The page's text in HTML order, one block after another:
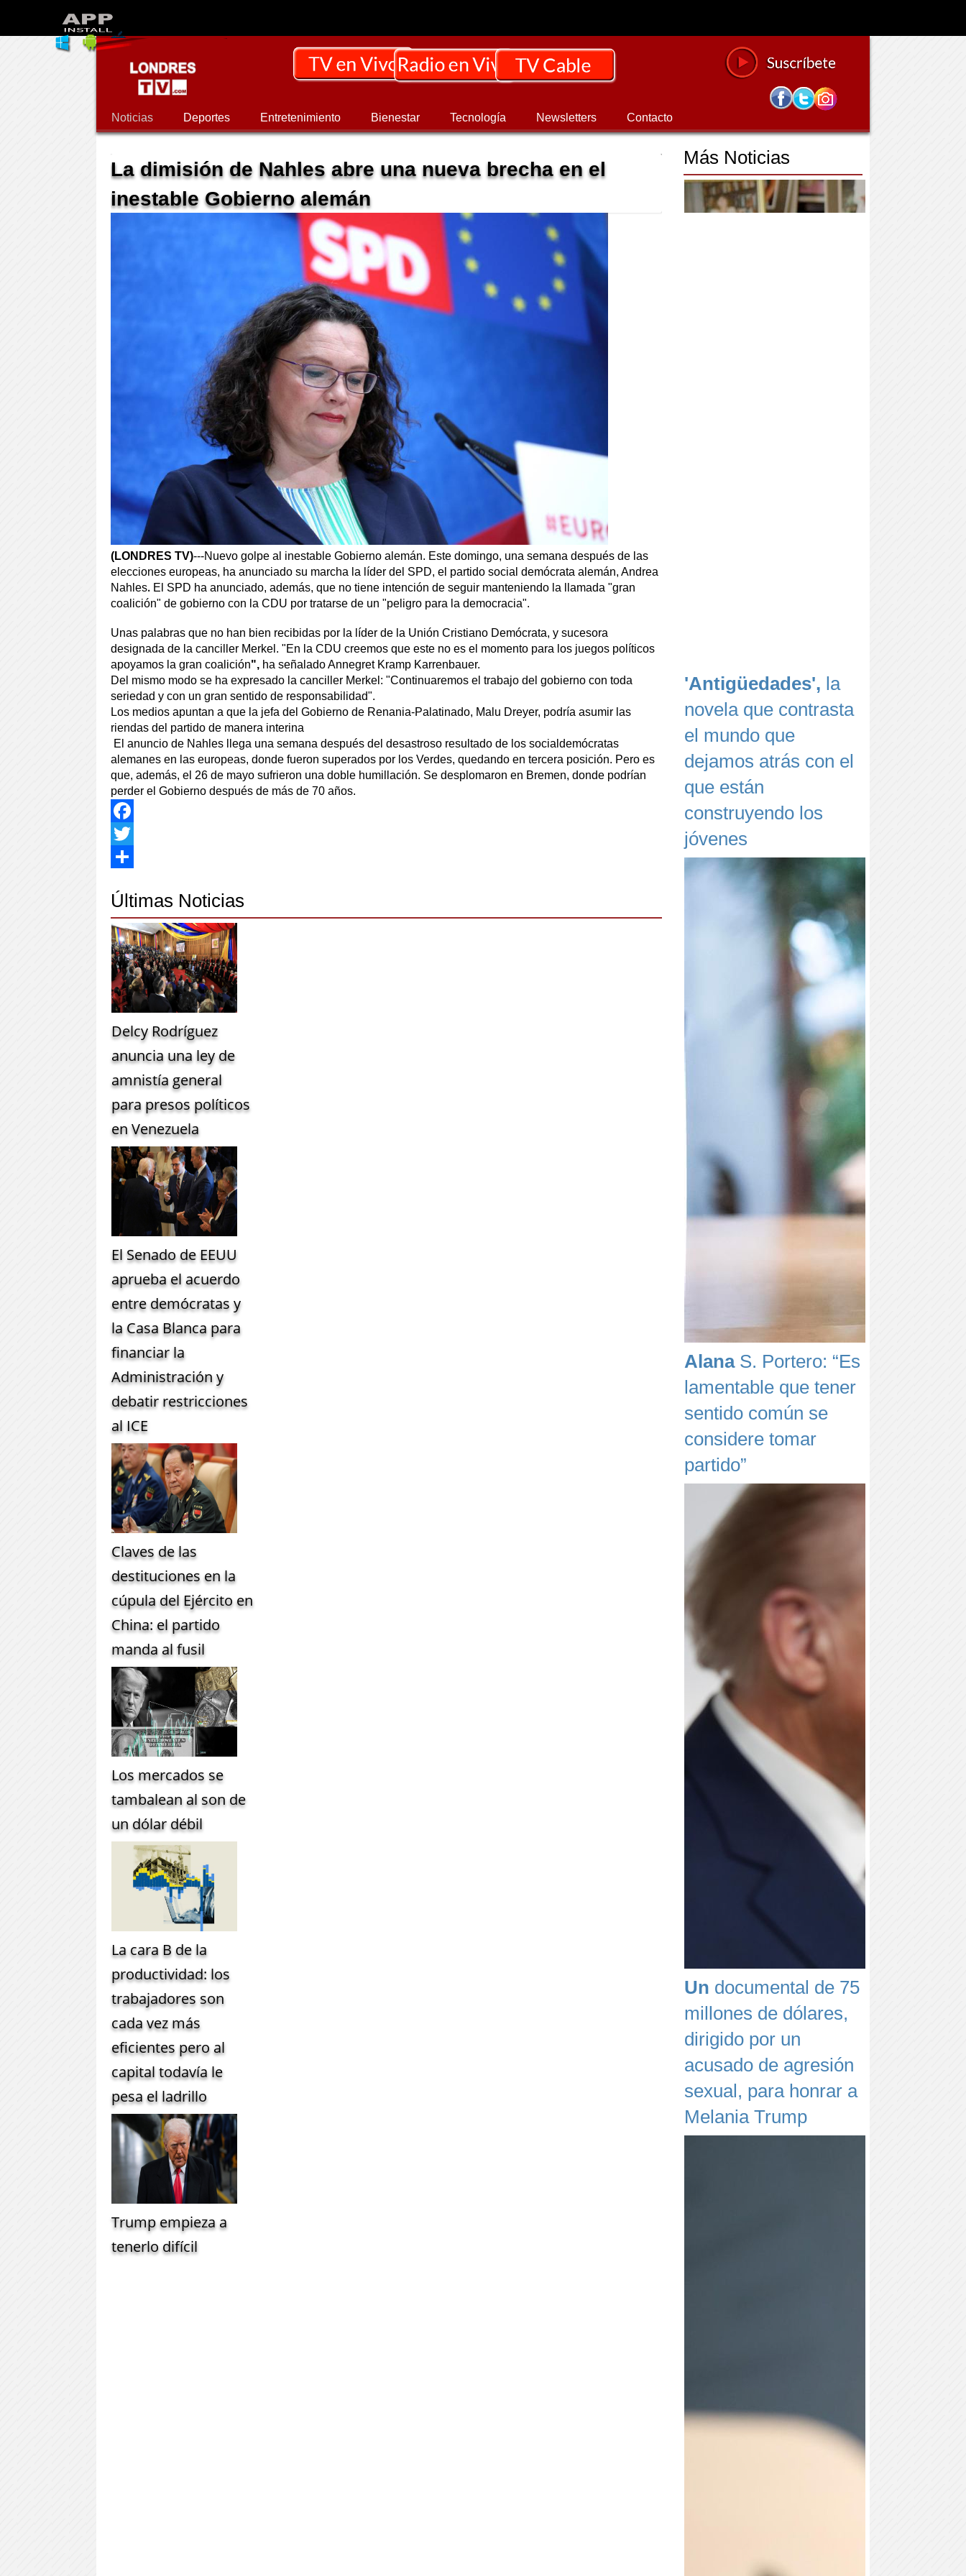
Noticias Deportes Entretenimiento Bienestar Tecnología Newsletters Contacto
La dimisión de Nahles abre una nueva brecha en el
inestable Gobierno alemán
(LONDRES TV)---Nuevo golpe al inestable Gobierno alemán. Este domingo, una semana después de las
elecciones europeas, ha anunciado su marcha la líder del SPD, el partido social demócrata alemán, Andrea
Nahles. El SPD ha anunciado, además, que no tiene intención de seguir manteniendo la llamada "gran
coalición" de gobierno con la CDU por tratarse de un "peligro para la democracia".
Unas palabras que no han bien recibidas por la líder de la Unión Cristiano Demócrata, y sucesora
designada de la canciller Merkel. "En la CDU creemos que este no es el momento para los juegos políticos
apoyamos la gran coalición", ha señalado Annegret Kramp Karrenbauer.
Del mismo modo se ha expresado la canciller Merkel: "Continuaremos el trabajo del gobierno con toda
seriedad y con un gran sentido de responsabilidad".
Los medios apuntan a que la jefa del Gobierno de Renania-Palatinado, Malu Dreyer, podría asumir las
riendas del partido de manera interina
El anuncio de Nahles llega una semana después del desastroso resultado de los socialdemócratas
alemanes en las europeas, donde fueron superados por los Verdes, quedando en tercera posición. Pero es
que, además, el 26 de mayo sufrieron una doble humillación. Se desplomaron en Bremen, donde podrían
perder el Gobierno después de más de 70 años.
Facebook
Twitter
Últimas Noticias
Delcy Rodríguez
anuncia una ley de
amnistía general
para presos políticos
en Venezuela
El Senado de EEUU
aprueba el acuerdo
entre demócratas y
la Casa Blanca para
financiar la
Administración y
debatir restricciones
al ICE
Claves de las
destituciones en la
cúpula del Ejército en
China: el partido
manda al fusil
Los mercados se
tambalean al son de
un dólar débil
La cara B de la
productividad: los
trabajadores son
cada vez más
eficientes pero al
capital todavía le
pesa el ladrillo
Trump empieza a
tenerlo difícil
Más Noticias
'Antigüedades', la
novela que contrasta
el mundo que
dejamos atrás con el
que están
construyendo los
jóvenes
AlanaS. Portero: “Es
lamentable que tener
sentido común se
considere tomar
partido”
Un documental de 75
millones de dólares,
dirigido por un
acusado de agresión
sexual, para honrar a
Melania Trump